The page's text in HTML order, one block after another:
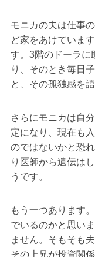
モニカの夫は仕事
ど家をあけていま
す。3階のドーラに
り、そのとき毎日
と、その孤独感を
さらにモニカは自
定になり、現在も
のではないかと恐
り医師から遺伝は
うです。
もう一つあります
でいるのかと思い
ません。そもそも
その上兄が投資関